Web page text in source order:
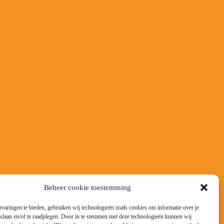
Beheer cookie toestemming
te bieden, gebruiken wij technologieën zoals cookies om informatie over je
en/of te raadplegen. Door in te stemmen met deze technologieën kunnen wij